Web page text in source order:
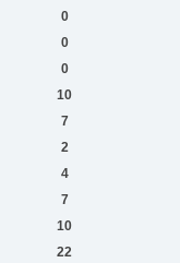
0
0
0
10
7
2
4
7
10
22